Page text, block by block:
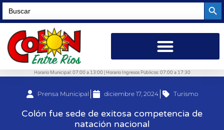
Search
for:
Horario Municipal: 07:00 a 13:00 | Horario Ingresos Públicos: 07:00 a 17:30
Prensa Municipal diciembre 17, 2024 Turismo
Colón fue sede de exitosa competencia de
natación nacional